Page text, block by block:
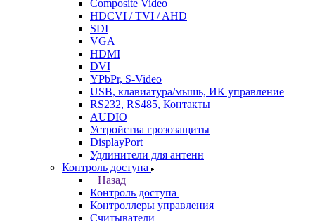
Composite Video
HDCVI / TVI / AHD
SDI
VGA
HDMI
DVI
YPbPr, S-Video
USB, клавиатура/мышь, ИК управление
RS232, RS485, Контакты
AUDIO
Устройства грозозащиты
DisplayPort
Удлинители для антенн
Контроль доступа
Назад
Контроль доступа
Контроллеры управления
Считыватели